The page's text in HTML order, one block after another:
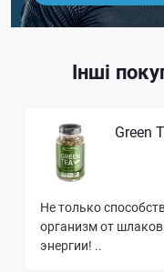
Інші
Green
Не только
организм от
энергии! ..